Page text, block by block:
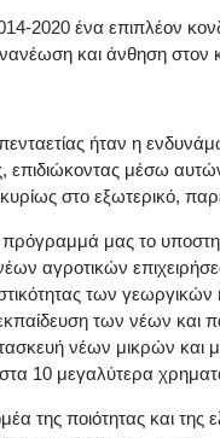
2020 ένα επιπλέον
και άνθηση
ήταν η
επιδιώκοντας μέσω
στο εξωτερικό,
πρόγραμμά μας το
αγροτικών
των
των νέων και
νέων μικρών και
10 μεγαλύτερα
της ποιότητας και